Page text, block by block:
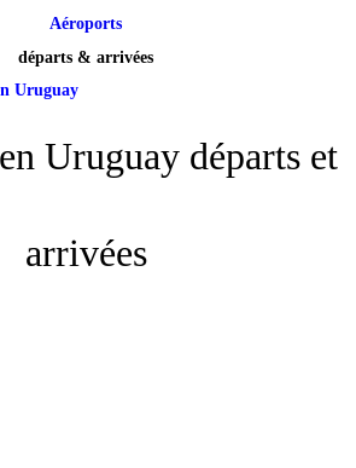
Aéroports
départs & arrivées
Uruguay
Uruguay départs et
arrivées